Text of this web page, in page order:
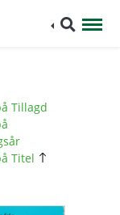
Tillagd
Titel